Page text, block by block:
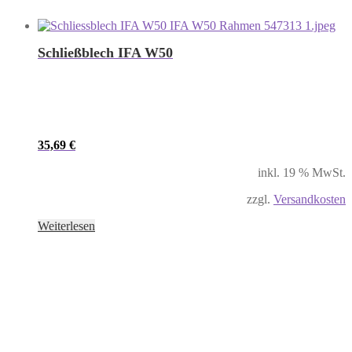
Schließblech IFA W50
35,69 €
inkl. 19 % MwSt.
zzgl. Versandkosten
Weiterlesen